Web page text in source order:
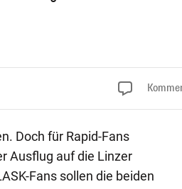
Doch für Rapid-Fans
Ausflug auf die Linzer
Fans sollen die beiden